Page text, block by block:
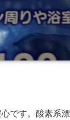
です。酸素系